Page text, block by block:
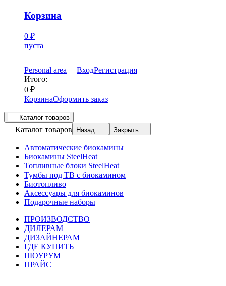
Корзина
0 ₽
пуста
Personal area ВходРегистрация
Итого:
0 ₽
КорзинаОформить заказ
Каталог товаров
Каталог товаров Назад Закрыть
Автоматические биокамины
Биокамины SteelHeat
Топливные блоки SteelHeat
Тумбы под ТВ с биокамином
Биотопливо
Аксессуары для биокаминов
Подарочные наборы
ПРОИЗВОДСТВО
ДИЛЕРАМ
ДИЗАЙНЕРАМ
ГДЕ КУПИТЬ
ШОУРУМ
ПРАЙС